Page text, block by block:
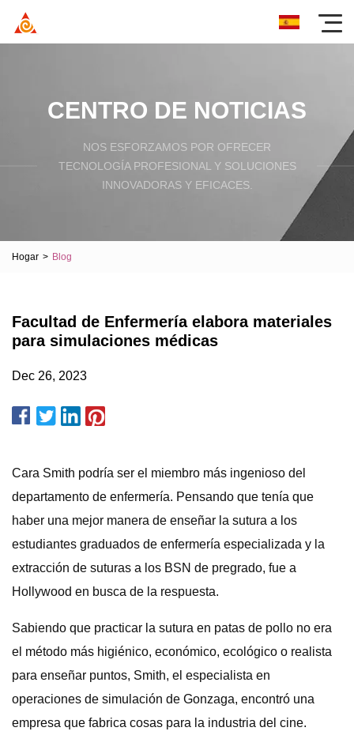
CENTRO DE NOTICIAS
NOS ESFORZAMOS POR OFRECER
TECNOLOGÍA PROFESIONAL Y SOLUCIONES
INNOVADORAS Y EFICACES.
Hogar > Blog
Facultad de Enfermería elabora materiales
para simulaciones médicas
Dec 26, 2023
Cara Smith podría ser el miembro más ingenioso del
departamento de enfermería. Pensando que tenía que
haber una mejor manera de enseñar la sutura a los
estudiantes graduados de enfermería especializada y la
extracción de suturas a los BSN de pregrado, fue a
Hollywood en busca de la respuesta.
Sabiendo que practicar la sutura en patas de pollo no era
el método más higiénico, económico, ecológico o realista
para enseñar puntos, Smith, el especialista en
operaciones de simulación de Gonzaga, encontró una
empresa que fabrica cosas para la industria del cine.